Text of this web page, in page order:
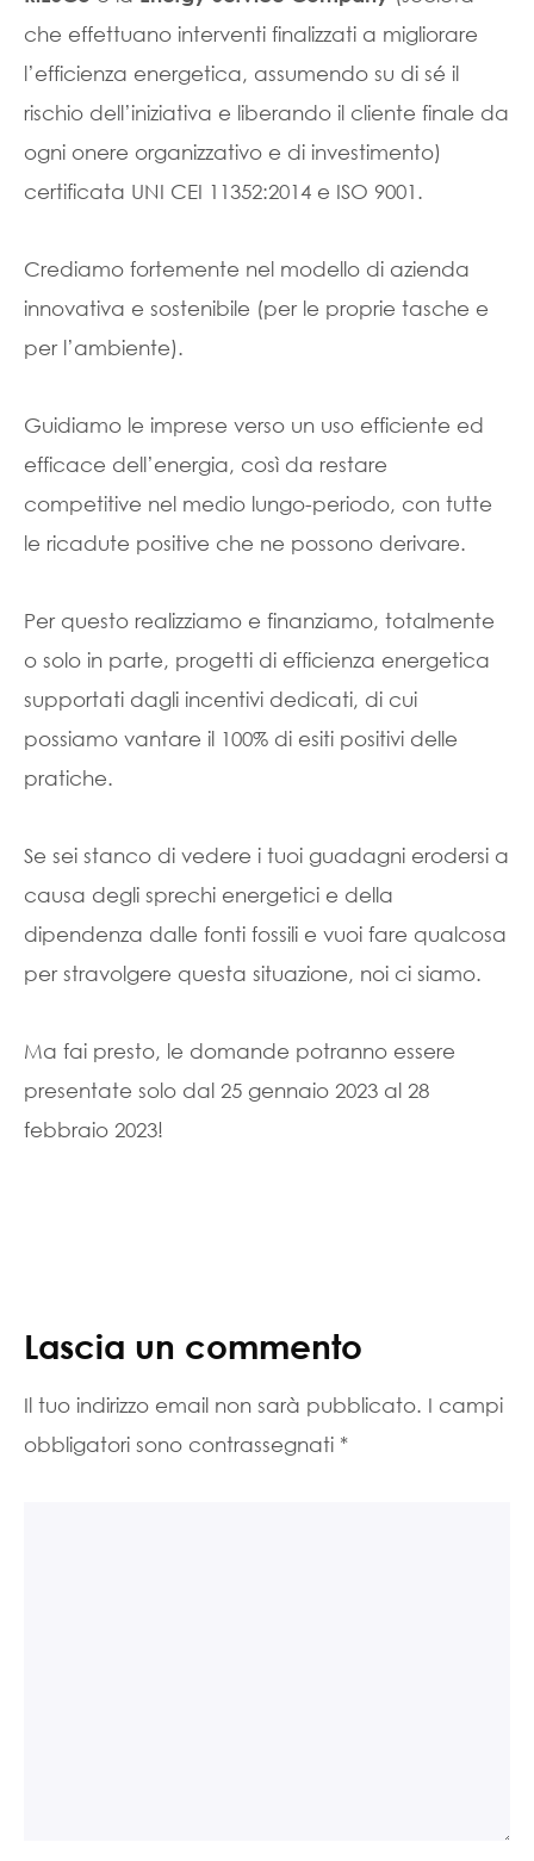
che effettuano interventi finalizzati a migliorare
l’efficienza energetica, assumendo su di sé il
rischio dell’iniziativa e liberando il cliente finale da
ogni onere organizzativo e di investimento)
certificata UNI CEI 11352:2014 e ISO 9001.
Crediamo fortemente nel modello di azienda
innovativa e sostenibile (per le proprie tasche e
per l’ambiente).
Guidiamo le imprese verso un uso efficiente ed
efficace dell’energia, così da restare
competitive nel medio lungo-periodo, con tutte
le ricadute positive che ne possono derivare.
Per questo realizziamo e finanziamo, totalmente
o solo in parte, progetti di efficienza energetica
supportati dagli incentivi dedicati, di cui
possiamo vantare il 100% di esiti positivi delle
pratiche.
Se sei stanco di vedere i tuoi guadagni erodersi a
causa degli sprechi energetici e della
dipendenza dalle fonti fossili e vuoi fare qualcosa
per stravolgere questa situazione, noi ci siamo.
Ma fai presto, le domande potranno essere
presentate solo dal 25 gennaio 2023 al 28
febbraio 2023!
Lascia un commento
Il tuo indirizzo email non sarà pubblicato. I campi
obbligatori sono contrassegnati *